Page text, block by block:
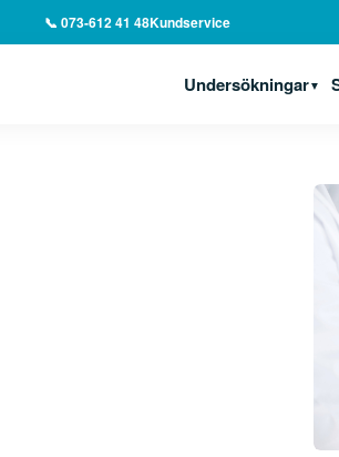
📞 073-612 41 48Kundservice
Undersökningar▼